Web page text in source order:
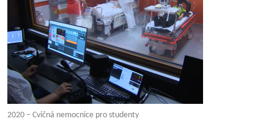
2020 – Cvičná nemocnice pro studenty